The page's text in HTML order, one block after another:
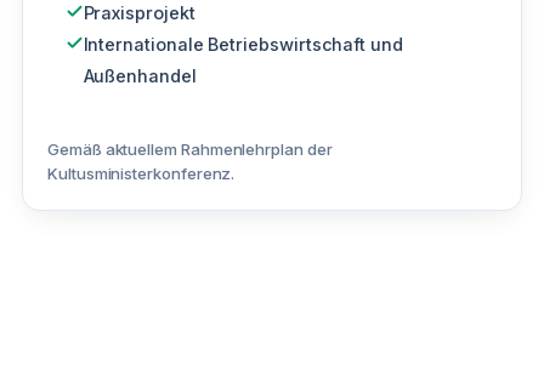
Praxisprojekt
Internationale Betriebswirtschaft und
Außenhandel
Gemäß aktuellem Rahmenlehrplan der
Kultusministerkonferenz.